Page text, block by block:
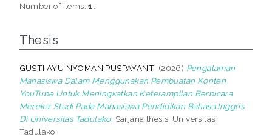
Number of items:1
Thesis
GUSTI AYU NYOMAN PUSPAYANTI (2026) Pengalaman
Mahasiswa Dalam Menggunakan Pembuatan Konten
YouTube Untuk Meningkatkan Keterampilan Berbicara
Mereka: Studi Pada Mahasiswa Pendidikan Bahasa Inggris
Di Universitas Tadulako. Sarjana thesis, Universitas
Tadulako.